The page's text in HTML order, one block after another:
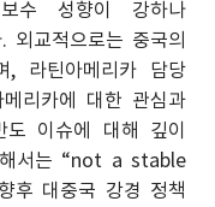
수 성향이 강하나
외교적으로는 중국의
, 라틴아메리카 담당
리카에 대한 관심과
이슈에 대해 깊이
해서는 “not a stable
후 대중국 강경 정책